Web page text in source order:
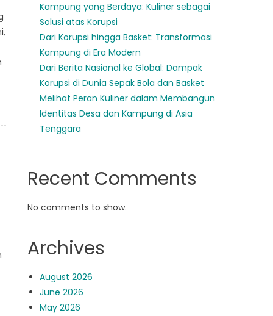
Kampung yang Berdaya: Kuliner sebagai
Solusi atas Korupsi
Dari Korupsi hingga Basket: Transformasi
Kampung di Era Modern
Dari Berita Nasional ke Global: Dampak
Korupsi di Dunia Sepak Bola dan Basket
Melihat Peran Kuliner dalam Membangun
Identitas Desa dan Kampung di Asia
Tenggara
Recent Comments
No comments to show.
Archives
August 2026
June 2026
May 2026